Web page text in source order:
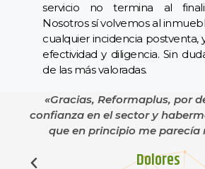
servicio no termina al
Nosotros sí volvemos al
cualquier incidencia postventa,
efectividad y diligencia. Sin
de las más valoradas.
«Gracias, Reformaplus, por
confianza en el sector y
que en principio me parecía
Dolores